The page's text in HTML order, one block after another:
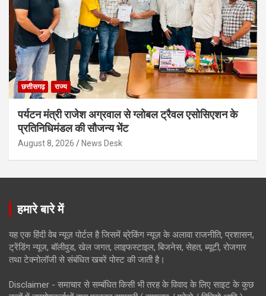
छत्तीसगढ़ राज्य
पर्यटन मंत्री राजेश अग्रवाल से ग्लोबल ट्रैवल एसोसिएशन के
प्रतिनिधिमंडल की सौजन्य भेंट
August 8, 2026 News Desk
हमारे बारे में
यह एक हिंदी वेब न्यूज़ पोर्टल है जिसमें ब्रेकिंग न्यूज़ के अलावा राजनीति, प्रशासन,
ट्रेंडिंग न्यूज, बॉलीवुड, खेल जगत, लाइफस्टाइल, बिजनेस, सेहत, ब्यूटी, रोजगार
तथा टेक्नोलॉजी से संबंधित खबरें पोस्ट की जाती है।
Disclaimer - समाचार से सम्बंधित किसी भी तरह के विवाद के लिए साइट के कुछ